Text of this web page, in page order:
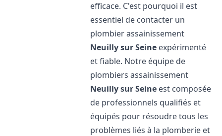
efficace. C'est pourquoi il est
essentiel de contacter un
plombier assainissement
Neuilly sur Seine expérimenté
et fiable. Notre équipe de
plombiers assainissement
Neuilly sur Seine est composée
de professionnels qualifiés et
équipés pour résoudre tous les
problèmes liés à la plomberie et